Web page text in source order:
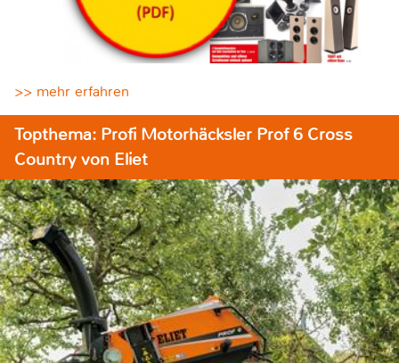
>> mehr erfahren
Topthema: Profi Motorhäcksler Prof 6 Cross
Country von Eliet